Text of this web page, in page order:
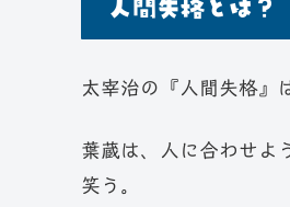
人間失格とは？
太宰治の『人間失格』
葉蔵は、人に合わせよ
笑う。